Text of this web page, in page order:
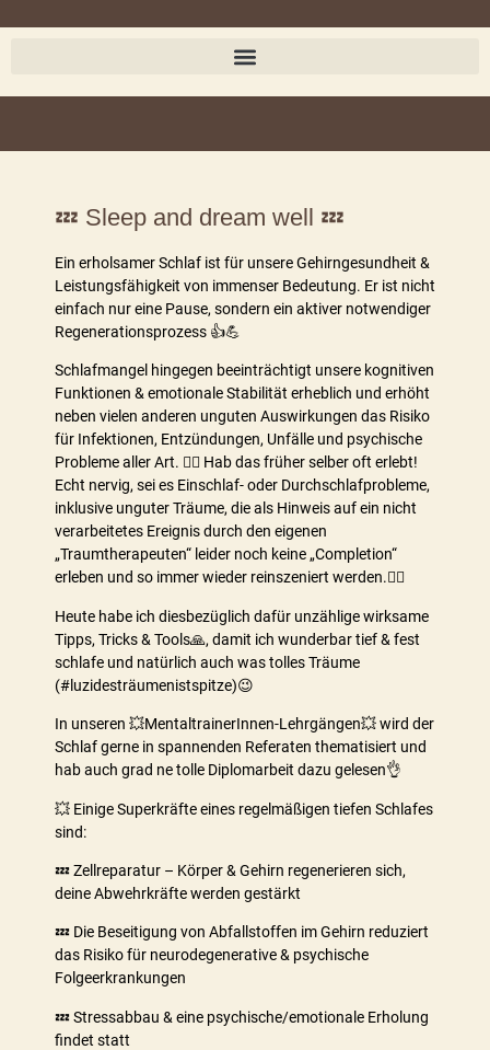
💤 Sleep and dream well 💤
Ein erholsamer Schlaf ist für unsere Gehirngesundheit &
Leistungsfähigkeit von immenser Bedeutung. Er ist nicht
einfach nur eine Pause, sondern ein aktiver notwendiger
Regenerationsprozess 👍💪
Schlafmangel hingegen beeinträchtigt unsere kognitiven
Funktionen & emotionale Stabilität erheblich und erhöht
neben vielen anderen unguten Auswirkungen das Risiko
für Infektionen, Entzündungen, Unfälle und psychische
Probleme aller Art. 🤷‍♂️ Hab das früher selber oft erlebt!
Echt nervig, sei es Einschlaf- oder Durchschlafprobleme,
inklusive unguter Träume, die als Hinweis auf ein nicht
verarbeitetes Ereignis durch den eigenen
„Traumtherapeuten“ leider noch keine „Completion“
erleben und so immer wieder reinszeniert werden.🤦‍♂️
Heute habe ich diesbezüglich dafür unzählige wirksame
Tipps, Tricks & Tools🙏, damit ich wunderbar tief & fest
schlafe und natürlich auch was tolles Träume
(#luzidesträumenistspitze)😉
In unseren 💥MentaltrainerInnen-Lehrgängen💥 wird der
Schlaf gerne in spannenden Referaten thematisiert und
hab auch grad ne tolle Diplomarbeit dazu gelesen👌
💥 Einige Superkräfte eines regelmäßigen tiefen Schlafes
sind:
💤 Zellreparatur – Körper & Gehirn regenerieren sich,
deine Abwehrkräfte werden gestärkt
💤 Die Beseitigung von Abfallstoffen im Gehirn reduziert
das Risiko für neurodegenerative & psychische
Folgeerkrankungen
💤 Stressabbau & eine psychische/emotionale Erholung
findet statt